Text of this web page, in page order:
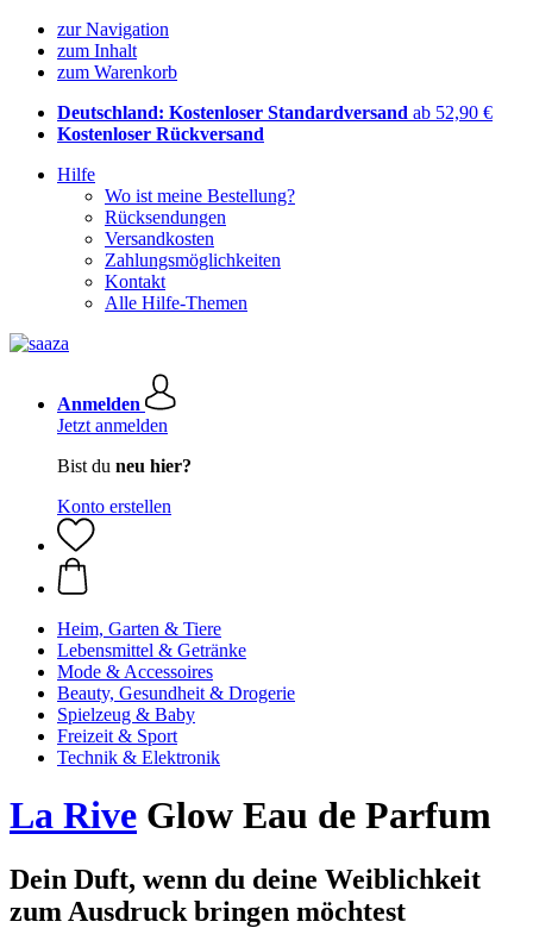
zur Navigation
zum Inhalt
zum Warenkorb
Deutschland: Kostenloser Standardversand ab 52,90 €
Kostenloser Rückversand
Hilfe
Wo ist meine Bestellung?
Rücksendungen
Versandkosten
Zahlungsmöglichkeiten
Kontakt
Alle Hilfe-Themen
Anmelden
Jetzt anmelden
Bist du neu hier?
Konto erstellen
Heim, Garten & Tiere
Lebensmittel & Getränke
Mode & Accessoires
Beauty, Gesundheit & Drogerie
Spielzeug & Baby
Freizeit & Sport
Technik & Elektronik
La Rive Glow Eau de Parfum
Dein Duft, wenn du deine Weiblichkeit
zum Ausdruck bringen möchtest